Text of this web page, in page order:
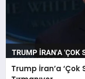
Trump İran’a ‘Çok